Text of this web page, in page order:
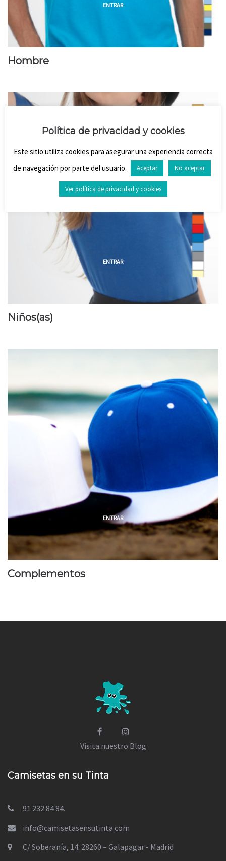
ENTRAR
Hombre
ENTRAR
Niños(as)
ENTRAR
Complementos
Visita nuestro Blog
Camisetas en su Tinta
91 232 84 84.
info@camisetasensutinta.com
C/ Soberanía, 14. 28260 – Galapagar - Madrid
Política de privacidad y cookies
Este sitio utiliza cookies para asegurar una experiencia correcta
de navegación por parte del usuario.
Aceptar No aceptar
Ver política de privacidad y cookies